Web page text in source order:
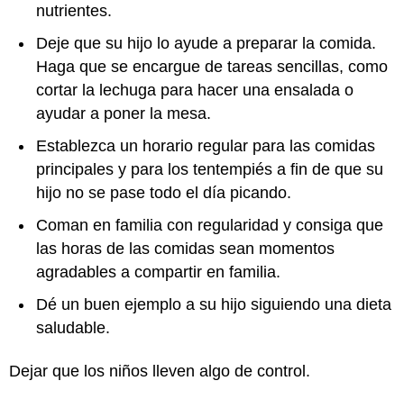
nutrientes.
Deje que su hijo lo ayude a preparar la comida.
Haga que se encargue de tareas sencillas, como
cortar la lechuga para hacer una ensalada o
ayudar a poner la mesa.
Establezca un horario regular para las comidas
principales y para los tentempiés a fin de que su
hijo no se pase todo el día picando.
Coman en familia con regularidad y consiga que
las horas de las comidas sean momentos
agradables a compartir en familia.
Dé un buen ejemplo a su hijo siguiendo una dieta
saludable.
Dejar que los niños lleven algo de control.